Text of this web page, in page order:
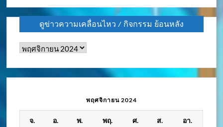
ดูข่าวความเคลื่อนไหว / กิจกรรม ย้อนหลัง
ดู
กิจกรรม
ย้อน
พฤศจิกายน 2024
จ. อ. พ. พฤ. ศ. ส. อา.